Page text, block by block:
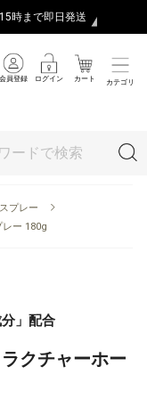
15時まで即日発送
会員登録 ログイン カート カテゴリ
プレー
ー 180g
」配合
クチャーホー